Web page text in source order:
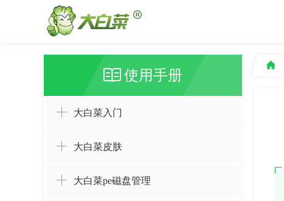
使用手册
大白菜入门
大白菜皮肤
大白菜pe磁盘管理